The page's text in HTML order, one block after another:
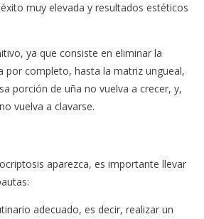
muy elevada y resultados estéticos
ya que consiste en eliminar la
por completo, hasta la matriz ungueal,
porción de uña no vuelva a crecer, y,
vuelva a clavarse.
aparezca, es importante llevar
adecuado, es decir, realizar un